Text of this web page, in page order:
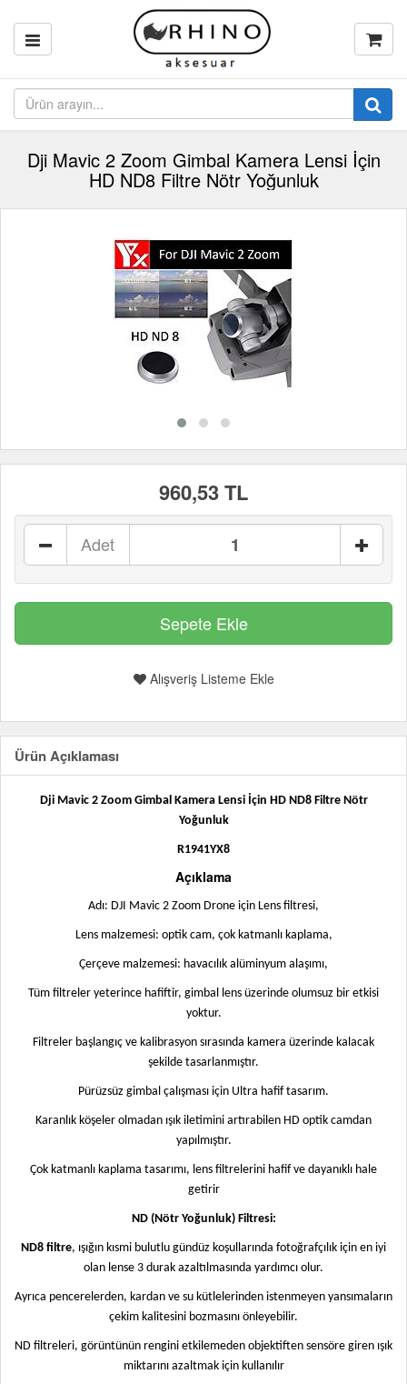
Dji Mavic 2 Zoom Gimbal Kamera Lensi İçin
HD ND8 Filtre Nötr Yoğunluk
960,53 TL
Adet
Alışveriş Listeme Ekle
Ürün Açıklaması
Dji Mavic 2 Zoom Gimbal Kamera Lensi İçin HD ND8 Filtre Nötr
Yoğunluk
R1941YX8
Açıklama
Adı: DJI Mavic 2 Zoom Drone için Lens filtresi,
Lens malzemesi: optik cam, çok katmanlı kaplama,
Çerçeve malzemesi: havacılık alüminyum alaşımı,
Tüm filtreler yeterince hafiftir, gimbal lens üzerinde olumsuz bir etkisi
yoktur.
Filtreler başlangıç ve kalibrasyon sırasında kamera üzerinde kalacak
şekilde tasarlanmıştır.
Pürüzsüz gimbal çalışması için Ultra hafif tasarım.
Karanlık köşeler olmadan ışık iletimini artırabilen HD optik camdan
yapılmıştır.
Çok katmanlı kaplama tasarımı, lens filtrelerini hafif ve dayanıklı hale
getirir
ND (Nötr Yoğunluk) Filtresi:
ND8 filtre, ışığın kısmi bulutlu gündüz koşullarında fotoğrafçılık için en iyi
olan lense 3 durak azaltılmasında yardımcı olur.
Ayrıca pencerelerden, kardan ve su kütlelerinden istenmeyen yansımaların
çekim kalitesini bozmasını önleyebilir.
ND filtreleri, görüntünün rengini etkilemeden objektiften sensöre giren ışık
miktarını azaltmak için kullanılır